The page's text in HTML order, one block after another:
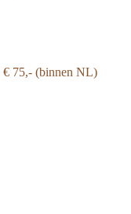
€ 75,- (binnen NL)